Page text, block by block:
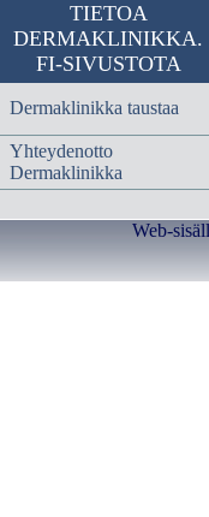
TIETOA
DERMAKLINIKKA.
FI-SIVUSTOTA
Dermaklinikka taustaa
Yhteydenotto
Dermaklinikka
Web-